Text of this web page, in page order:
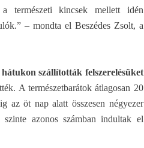
természeti kincsek mellett idén
– mondta el Beszédes Zsolt, a
szállították felszerelésüket
A természetbarátok átlagosan 20
az öt nap alatt összesen négyezer
azonos számban indultak el